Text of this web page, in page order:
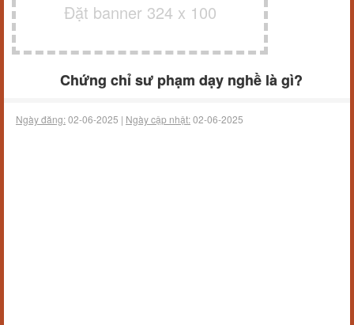
Đặt banner 324 x 100
Chứng chỉ sư phạm dạy nghề là gì?
Ngày đăng:02-06-2025 | Ngày cập nhật:02-06-2025